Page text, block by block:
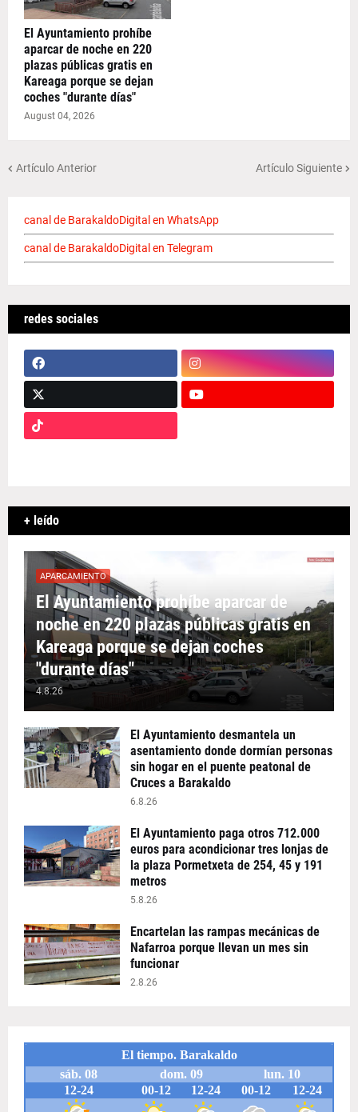
El Ayuntamiento prohíbe
aparcar de noche en 220
plazas públicas gratis en
Kareaga porque se dejan
coches "durante días"
August 04, 2026
Artículo Anterior Artículo Siguiente
canal de BarakaldoDigital en WhatsApp
canal de BarakaldoDigital en Telegram
redes sociales
+ leído
APARCAMIENTO
El Ayuntamiento prohíbe aparcar de
noche en 220 plazas públicas gratis en
Kareaga porque se dejan coches
"durante días"
4.8.26
El Ayuntamiento desmantela un
asentamiento donde dormían personas
sin hogar en el puente peatonal de
Cruces a Barakaldo
6.8.26
El Ayuntamiento paga otros 712.000
euros para acondicionar tres lonjas de
la plaza Pormetxeta de 254, 45 y 191
metros
5.8.26
Encartelan las rampas mecánicas de
Nafarroa porque llevan un mes sin
funcionar
2.8.26